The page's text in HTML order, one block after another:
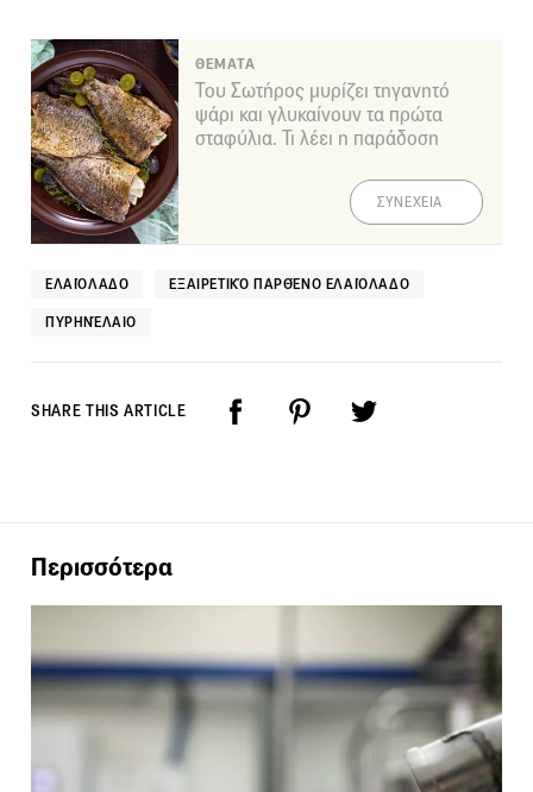
ΘΕΜΑΤΑ
Του Σωτήρος μυρίζει τηγανητό
ψάρι και γλυκαίνουν τα πρώτα
σταφύλια. Τι λέει η παράδοση
ΣΥΝΕΧΕΙΑ
ΕΛΑΙΌΛΑΔΟ ΕΞΑΙΡΕΤΙΚΌ ΠΑΡΘΈΝΟ ΕΛΑΙΌΛΑΔΟ
ΠΥΡΗΝΈΛΑΙΟ
SHARE THIS ARTICLE
Περισσότερα